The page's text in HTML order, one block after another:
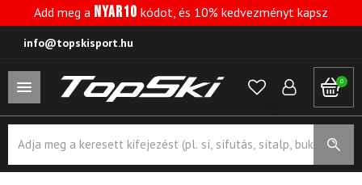
Add meg a NYAR10 kódot, és 10% kedvezményt kapsz
info@topskisport.hu
0
search